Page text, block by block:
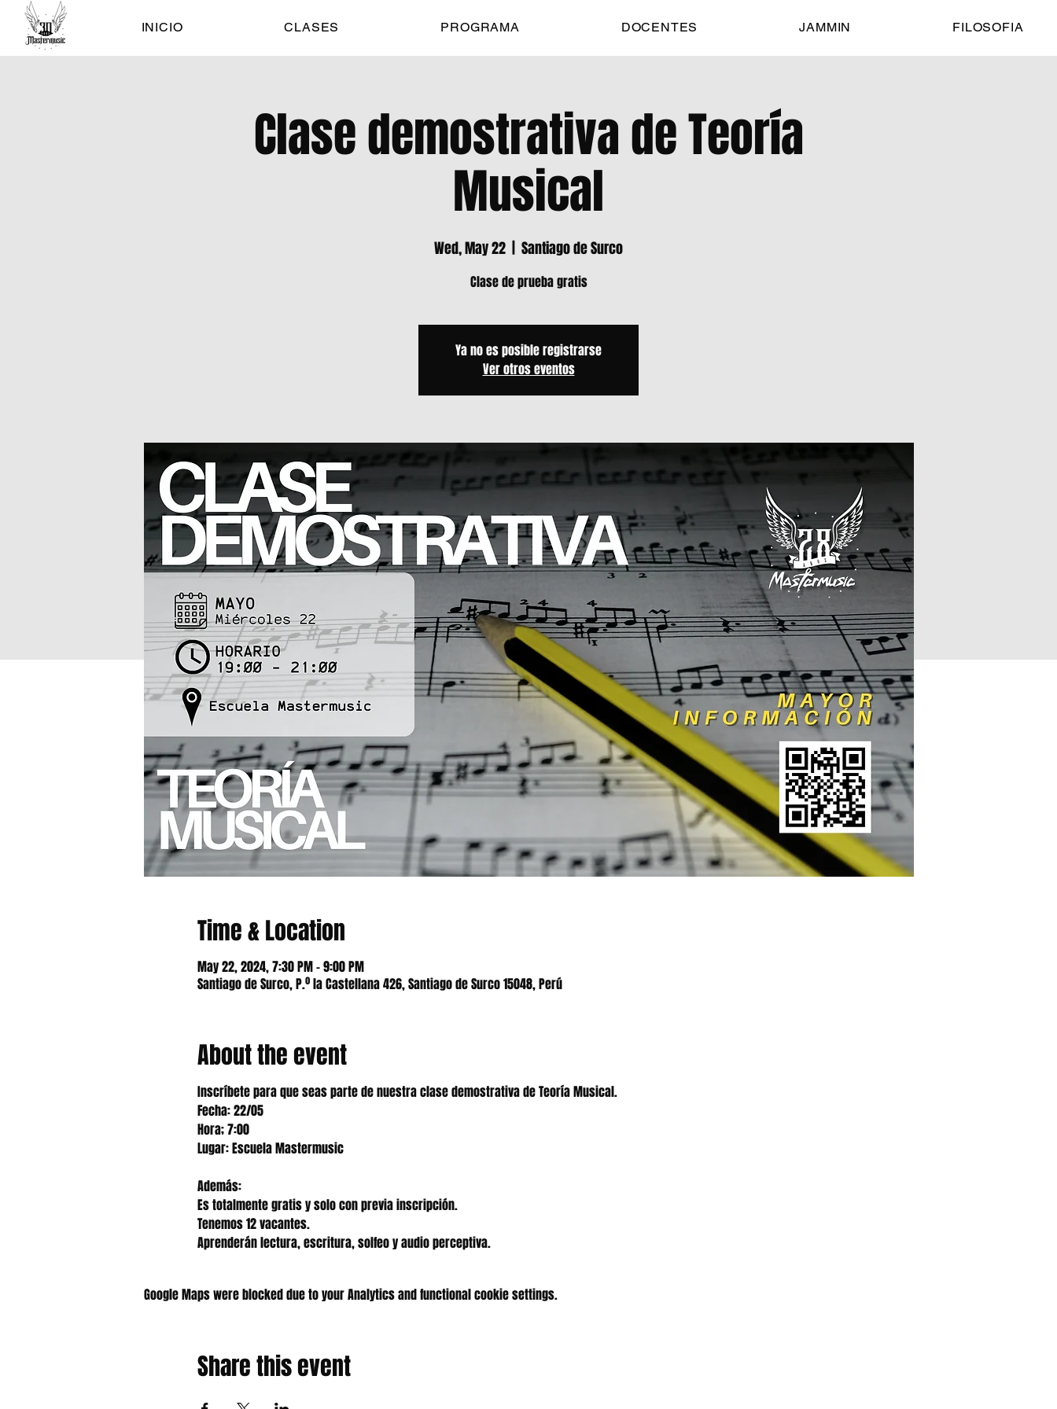
INICIO CLASES PROGRAMA DOCENTES JAMMIN FILOSOFIA
Clase demostrativa de Teoría
Musical
Wed, May 22 Santiago de Surco
Clase de prueba gratis
Ya no es posible registrarse
Ver otros eventos
Time & Location
May 22, 2024, 7:30 PM – 9:00 PM
Santiago de Surco, P.º la Castellana 426, Santiago de Surco 15048, Perú
About the event
Inscríbete para que seas parte de nuestra clase demostrativa de Teoría Musical.
Fecha: 22/05
Hora; 7:00
Lugar: Escuela Mastermusic
Además:
Es totalmente gratis y solo con previa inscripción.
Tenemos 12 vacantes.
Aprenderán lectura, escritura, solfeo y audio perceptiva.
Google Maps were blocked due to your Analytics and functional cookie settings.
Share this event